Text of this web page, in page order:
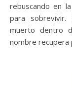
rebuscando en
para
muerto dentro
nombre recupera